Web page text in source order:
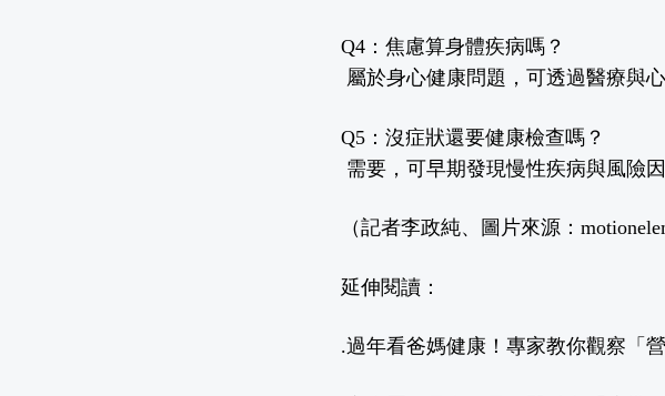
Q4 ：焦慮算身體疾病嗎？
屬於身心健康問題，可透過醫療與心
Q5 ：沒症狀還要健康檢查嗎？
需要，可早期發現慢性疾病與風險因
（記者李政純、圖片來源：
延伸閱讀：
.過年看爸媽健康！專家教你觀察「